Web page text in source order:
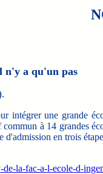
n'y a qu'un pas
intégrer une grande
à 14 grandes
en trois
la-fac-a-l-ecole-d-